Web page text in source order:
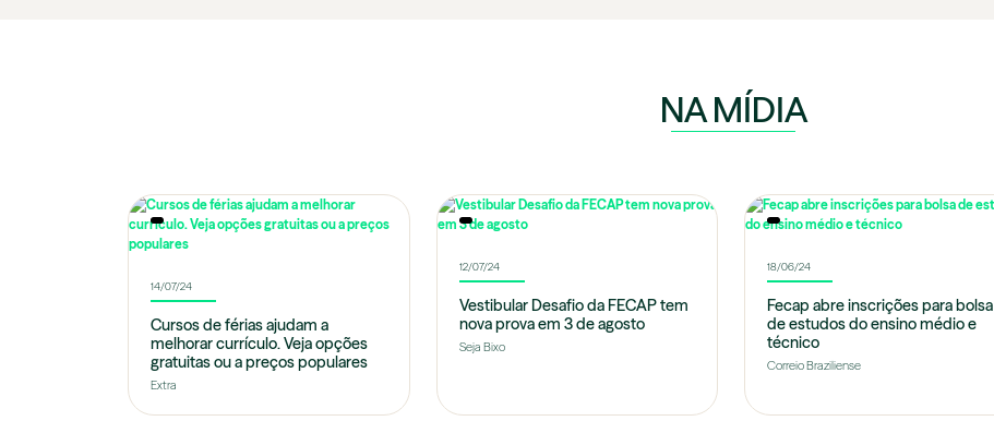
NA MÍDIA
14/07/24
Cursos de férias ajudam a
melhorar currículo. Veja opções
gratuitas ou a preços populares
Extra
12/07/24
Vestibular Desafio da FECAP tem
nova prova em 3 de agosto
Seja Bixo
18/06/24
Fecap abre inscrições para bolsa
de estudos do ensino médio e
técnico
Correio Braziliense